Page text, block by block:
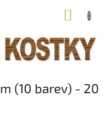
(10 barev) - 20